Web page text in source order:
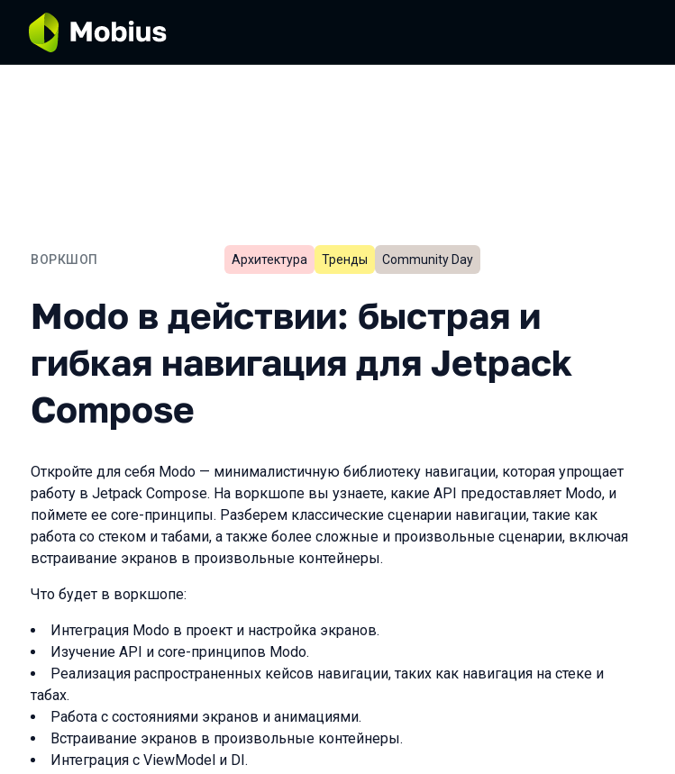
ВОРКШОП
Modo в действии: быстрая и гибкая
Архитектура Тренды Community Day
Modo в действии: быстрая и
гибкая навигация для Jetpack
Compose
Откройте для себя Modo — минималистичную библиотеку навигации, которая упрощает
работу в Jetpack Compose. На воркшопе вы узнаете, какие API предоставляет Modo, и
поймете ее core-принципы. Разберем классические сценарии навигации, такие как
работа со стеком и табами, а также более сложные и произвольные сценарии, включая
встраивание экранов в произвольные контейнеры.
Что будет в воркшопе:
Интеграция Modo в проект и настройка экранов.
Изучение API и core-принципов Modo.
Реализация распространенных кейсов навигации, таких как навигация на стеке и
табах.
Работа с состояниями экранов и анимациями.
Встраивание экранов в произвольные контейнеры.
Интеграция с ViewModel и DI.